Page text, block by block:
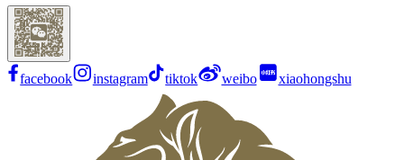
facebook instagram tiktok weibo xiaohongshu